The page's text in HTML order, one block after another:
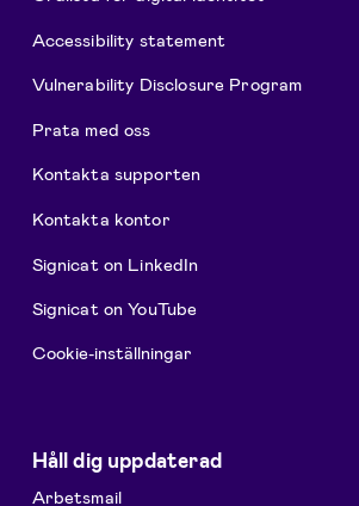
Accessibility statement
Vulnerability Disclosure Program
Prata med oss
Kontakta supporten
Kontakta kontor
Signicat on LinkedIn
Signicat on YouTube
Cookie-inställningar
Håll dig uppdaterad
Arbetsmail